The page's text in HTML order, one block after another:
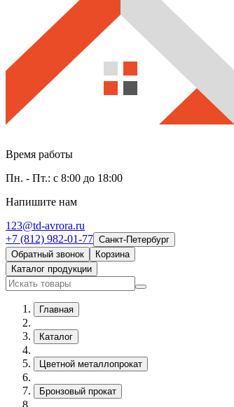
Время работы
Пн. - Пт.: с 8:00 до 18:00
Напишите нам
123@td-avrora.ru
+7 (812) 982-01-77 Санкт-Петербург
Обратный звонок
Корзина
Каталог продукции
Главная
Каталог
Цветной металлопрокат
Бронзовый прокат